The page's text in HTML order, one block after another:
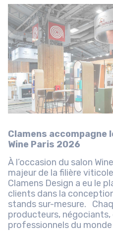
Clamens accompagne
Wine Paris 2026
À l’occasion du salon
majeur de la filière
Clamens Design a eu le
clients dans la
stands sur-mesure.
producteurs,
professionnels du monde